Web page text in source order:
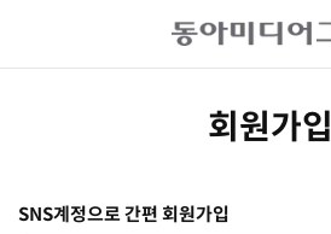
회원가입
SNS계정으로 간편 회원가입